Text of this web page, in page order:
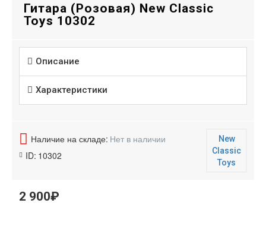
Гитара (Розовая) New Classic
Toys 10302
Описание
Характеристики
Наличие на складе: Нет в наличии
ID: 10302
New
Classic
Toys
2 900₽